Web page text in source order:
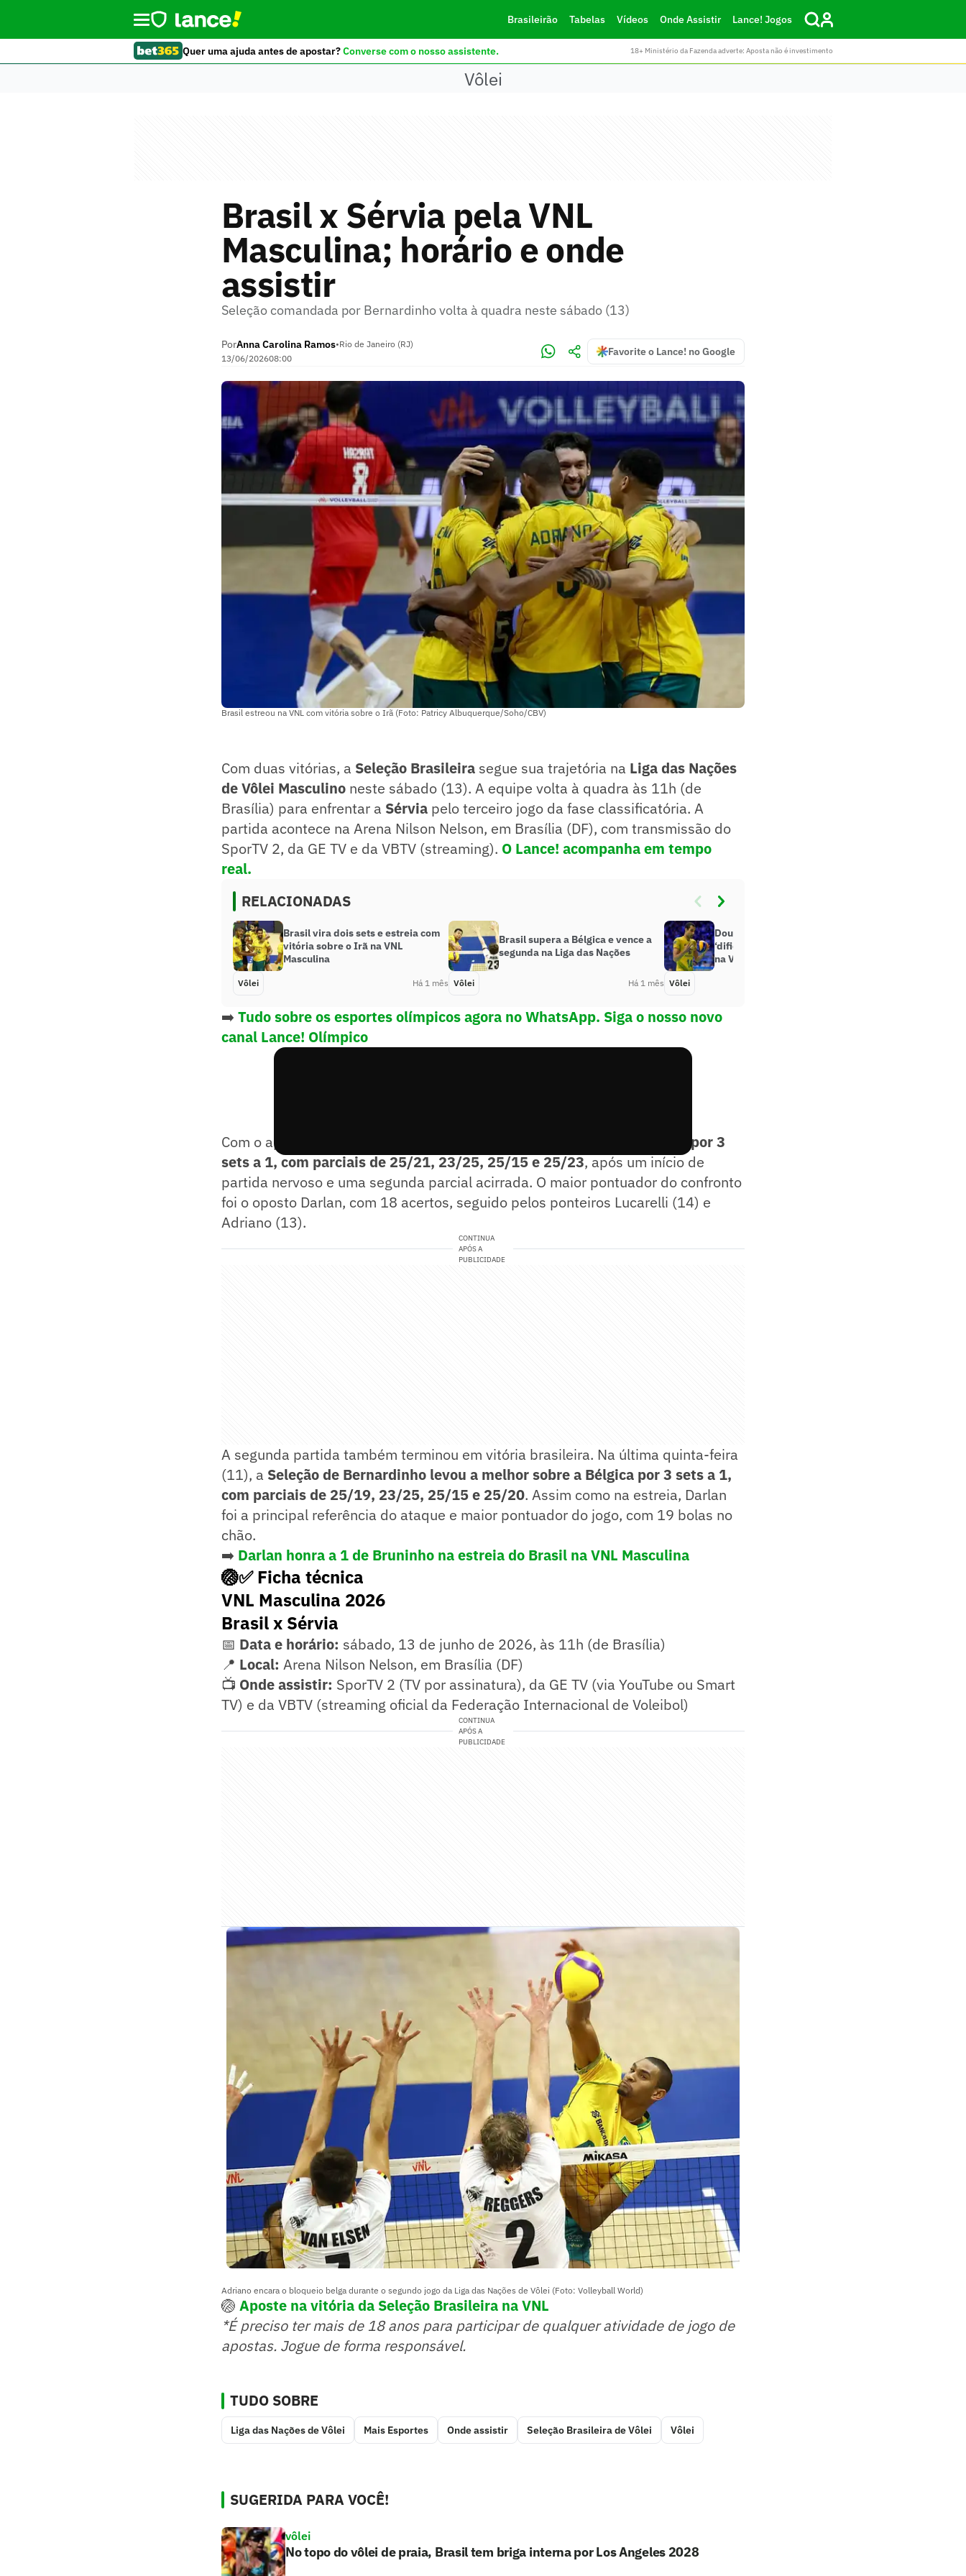
Brasileirão Tabelas Vídeos Onde Assistir Lance! Jogos
Quer uma ajuda antes de apostar?Converse com o nosso assistente. 18+ Ministério da Fazenda adverte: Aposta não é investimento
Vôlei
Brasil x Sérvia pela VNL
Masculina; horário e onde
assistir
Seleção comandada por Bernardinho volta à quadra neste sábado (13)
PorAnna Carolina Ramos•Rio de Janeiro (RJ)
13/06/202608:00
Favorite o Lance! no Google
Brasil estreou na VNL com vitória sobre o Irã (Foto: Patricy Albuquerque/Soho/CBV)
Com duas vitórias, a Seleção Brasileira segue sua trajetória na Liga das Nações
de Vôlei Masculino neste sábado (13). A equipe volta à quadra às 11h (de
Brasília) para enfrentar a Sérvia pelo terceiro jogo da fase classificatória. A
partida acontece na Arena Nilson Nelson, em Brasília (DF), com transmissão do
SporTV 2, da GE TV e da VBTV (streaming). O Lance! acompanha em tempo
real.
RELACIONADAS
Brasil vira dois sets e estreia com
vitória sobre o Irã na VNL
Masculina
Vôlei Há 1 mês
Brasil supera a Bélgica e vence a
segunda na Liga das Nações
Vôlei Há 1 mês
Douglas Souza analisa
‘dificuldade’ em retorno à Seleção
na VNL
Vôlei
➡️ Tudo sobre os esportes olímpicos agora no WhatsApp. Siga o nosso novo
canal Lance! Olímpico
Com o apoio da torcida, o
Brasil estreou na competição vencendo o Irã por 3
sets a 1, com parciais de 25/21, 23/25, 25/15 e 25/23, após um início de
partida nervoso e uma segunda parcial acirrada. O maior pontuador do confronto
foi o oposto Darlan, com 18 acertos, seguido pelos ponteiros Lucarelli (14) e
Adriano (13).
CONTINUA
APÓS A
PUBLICIDADE
A segunda partida também terminou em vitória brasileira. Na última quinta-feira
(11), a Seleção de Bernardinho levou a melhor sobre a Bélgica por 3 sets a 1,
com parciais de 25/19, 23/25, 25/15 e 25/20. Assim como na estreia, Darlan
foi a principal referência do ataque e maior pontuador do jogo, com 19 bolas no
chão.
➡️ Darlan honra a 1 de Bruninho na estreia do Brasil na VNL Masculina
🏐✅ Ficha técnica
VNL Masculina 2026
Brasil x Sérvia
📅 Data e horário: sábado, 13 de junho de 2026, às 11h (de Brasília)
📍 Local: Arena Nilson Nelson, em Brasília (DF)
📺 Onde assistir: SporTV 2 (TV por assinatura), da GE TV (via YouTube ou Smart
TV) e da VBTV (streaming oficial da Federação Internacional de Voleibol)
CONTINUA
APÓS A
PUBLICIDADE
Adriano encara o bloqueio belga durante o segundo jogo da Liga das Nações de Vôlei (Foto: Volleyball World)
🏐 Aposte na vitória da Seleção Brasileira na VNL
*É preciso ter mais de 18 anos para participar de qualquer atividade de jogo de
apostas. Jogue de forma responsável.
TUDO SOBRE
Liga das Nações de Vôlei Mais Esportes Onde assistir Seleção Brasileira de Vôlei Vôlei
SUGERIDA PARA VOCÊ!
vôlei
No topo do vôlei de praia, Brasil tem briga interna por Los Angeles 2028